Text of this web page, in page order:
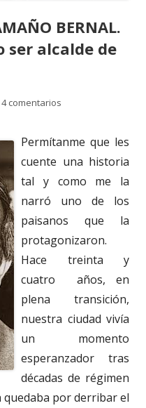
BERNAL.
ser alcalde de
4 comentarios
Permítanme que les
cuente una historia
tal y como me la
narró uno de los
paisanos que la
protagonizaron.
Hace treinta y
cuatro años, en
plena transición,
nuestra ciudad vivía
un momento
esperanzador tras
décadas de régimen
por derribar el